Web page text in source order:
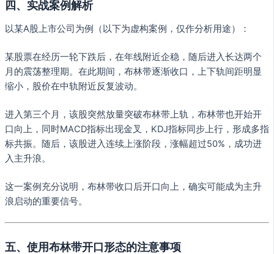
四、实战案例解析
以某A股上市公司为例（以下为虚构案例，仅作分析用途）：
某股票在经历一轮下跌后，在年线附近企稳，随后进入长达两个
月的震荡整理期。在此期间，布林带逐渐收口，上下轨间距明显
缩小，股价在中轨附近反复波动。
进入第三个月，该股突然放量突破布林带上轨，布林带也开始开
口向上，同时MACD指标出现金叉，KDJ指标同步上行，形成多指
标共振。随后，该股进入连续上涨阶段，涨幅超过50%，成功进
入主升浪。
这一案例充分说明，布林带收口后开口向上，确实可能成为主升
浪启动的重要信号。
五、使用布林带开口形态的注意事项